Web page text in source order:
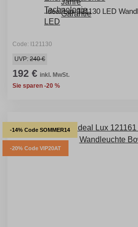
Ideal Lux 121130 LED
Code: I121130
UVP: 240 €
192 € inkl. MwSt.
Sie sparen -20 %
-14% Code SOMMER14
-20% Code VIP20AT